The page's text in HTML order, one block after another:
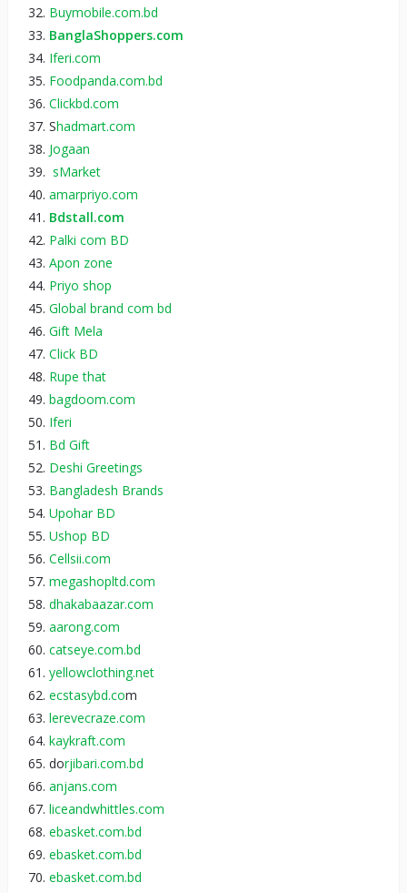
Buymobile.com.bd
BanglaShoppers.com
Iferi.com
Foodpanda.com.bd
Clickbd.com
Shadmart.com
Jogaan
sMarket
amarpriyo.com
Bdstall.com
Palki com BD
Apon zone
Priyo shop
Global brand com bd
Gift Mela
Click BD
Rupe that
bagdoom.com
Iferi
Bd Gift
Deshi Greetings
Bangladesh Brands
Upohar BD
Ushop BD
Cellsii.com
megashopltd.com
dhakabaazar.com
aarong.com
catseye.com.bd
yellowclothing.net
ecstasybd.com
lerevecraze.com
kaykraft.com
dorjibari.com.bd
anjans.com
liceandwhittles.com
ebasket.com.bd
ebasket.com.bd
ebasket.com.bd